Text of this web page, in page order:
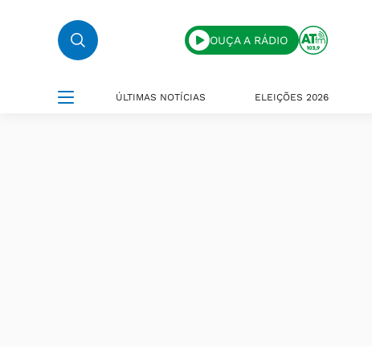
OUÇA A RÁDIO
ÚLTIMAS NOTÍCIAS ELEIÇÕES 2026